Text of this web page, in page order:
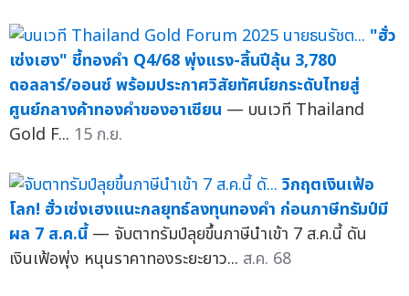
"ฮั่ว
เซ่งเฮง" ชี้ทองคำ Q4/68 พุ่งแรง-สิ้นปีลุ้น 3,780
ดอลลาร์/ออนซ์ พร้อมประกาศวิสัยทัศน์ยกระดับไทยสู่
ศูนย์กลางค้าทองคำของอาเซียน — บนเวที Thailand
Gold F... 15 ก.ย.
วิกฤตเงินเฟ้อ
โลก! ฮั่วเซ่งเฮงแนะกลยุทธ์ลงทุนทองคำ ก่อนภาษีทรัมป์มี
ผล 7 ส.ค.นี้ — จับตาทรัมป์ลุยขึ้นภาษีนำเข้า 7 ส.ค.นี้ ดัน
เงินเฟ้อพุ่ง หนุนราคาทองระยะยาว... ส.ค. 68